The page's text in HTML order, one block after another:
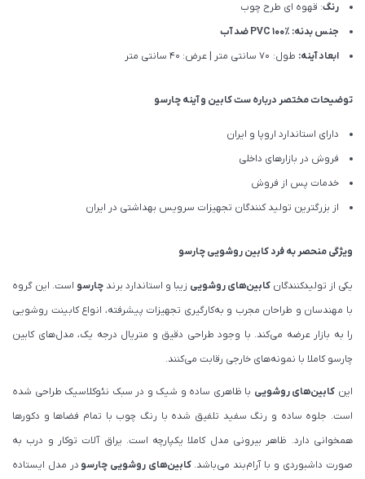
رنگ: قهوه ای طرح چوب
جنس بدنه: PVC ۱۰۰٪ ضد آب
ابعاد آینه: طول: 70 سانتی متر | عرض: 40 سانتی متر
توضیحات مختصر درباره ست کابین و آینه چارسو
دارای استاندارد اروپا و ایران
فروش در بازارهای داخلی
خدمات پس از فروش
از بزرگترین تولید کنندگان تجهیزات سرویس بهداشتی در ایران
ویژگی منحصر به فرد کابین روشویی چارسو
یکی از تولیدکنندگان کابین‌های روشویی زیبا و استاندارد برندچارسو است. این گروه
با مهندسان و طراحان مجرب و به‌‌کار‌گیری تجهیزات پیشرفته، انواع کابینت روشویی
را به بازار عرضه می‌کند. با وجود طراحی دقیق و متریال درجه یک، مدل‌های کابین
چارسو کاملا با نمونه‌های خارجی رقابت می‌کنند.
این کابین‌های روشویی با ظاهری ساده و شیک و در سبک نئوکلاسیک طراحی شده
است. جلوه ساده و رنگ سفید تلفیق شده با رنگ چوب با تمام فضاها و دکورها
همخوانی دارد. ظاهر بیرونی مدل کاملا یکپارچه است. یراق آلات توکار و درب به
صورت داشبوردی و با آرام‌بند می‌باشد.کابین‌های روشویی چارسو در مدل ایستاده